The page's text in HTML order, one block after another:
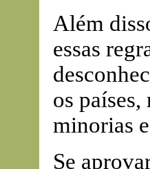
Além
essas
os
minorias
Se